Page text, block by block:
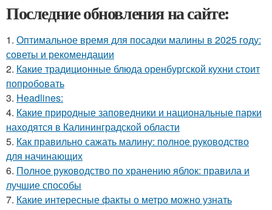
Последние обновления на сайте:
1. Оптимальное время для посадки малины в 2025 году:
советы и рекомендации
2. Какие традиционные блюда оренбургской кухни стоит
попробовать
3. Headlines:
4. Какие природные заповедники и национальные парки
находятся в Калининградской области
5. Как правильно сажать малину: полное руководство
для начинающих
6. Полное руководство по хранению яблок: правила и
лучшие способы
7. Какие интересные факты о метро можно узнать